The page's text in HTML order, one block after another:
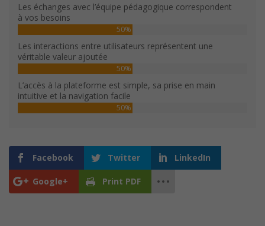
Les échanges avec l’équipe pédagogique correspondent
à vos besoins
50%
Les interactions entre utilisateurs représentent une
véritable valeur ajoutée
50%
L’accès à la plateforme est simple, sa prise en main
intuitive et la navigation facile
50%
Facebook Twitter LinkedIn
Google+ Print PDF